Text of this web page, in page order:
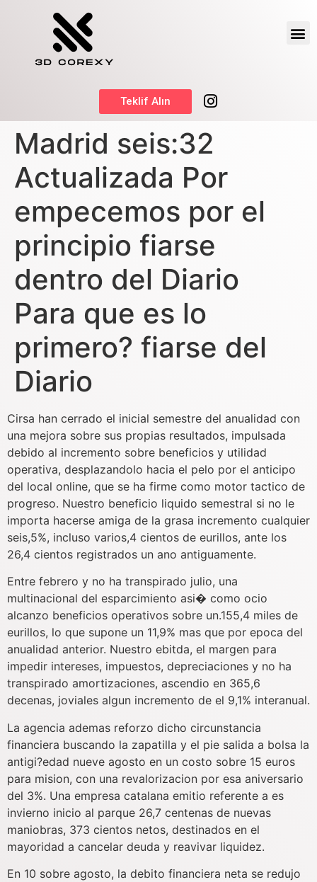
Teklif Alın
Madrid seis:32
Actualizada Por
empecemos por el
principio fiarse
dentro del Diario
Para que es lo
primero? fiarse del
Diario
Cirsa han cerrado el inicial semestre del anualidad con
una mejora sobre sus propias resultados, impulsada
debido al incremento sobre beneficios y utilidad
operativa, desplazandolo hacia el pelo por el anticipo
del local online, que se ha firme como motor tactico de
progreso. Nuestro beneficio liquido semestral si no le
importa hacerse amiga de la grasa incremento cualquier
seis,5%, incluso varios,4 cientos de eurillos, ante los
26,4 cientos registrados un ano antiguamente.
Entre febrero y no ha transpirado julio, una
multinacional del esparcimiento asi� como ocio
alcanzo beneficios operativos sobre un.155,4 miles de
eurillos, lo que supone un 11,9% mas que por epoca del
anualidad anterior. Nuestro ebitda, el margen para
impedir intereses, impuestos, depreciaciones y no ha
transpirado amortizaciones, ascendio en 365,6
decenas, joviales algun incremento de el 9,1% interanual.
La agencia ademas reforzo dicho circunstancia
financiera buscando la zapatilla y el pie salida a bolsa la
antigi?edad nueve agosto en un costo sobre 15 euros
para mision, con una revalorizacion por esa aniversario
del 3%. Una empresa catalana emitio referente a es
invierno inicio al parque 26,7 centenas de nuevas
maniobras, 373 cientos netos, destinados en el
mayoridad a cancelar deuda y reavivar liquidez.
En 10 sobre agosto, la debito financiera neta se redujo